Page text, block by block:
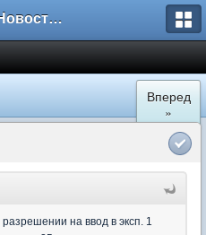
Форум Новостройки
Вперед
»
на ввод в эксп. 1